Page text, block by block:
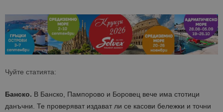
Чуйте статията:
Банско. В Банско, Пампорово и Боровец вече има стотици
данъчни. Те проверяват издават ли се касови бележки и точни